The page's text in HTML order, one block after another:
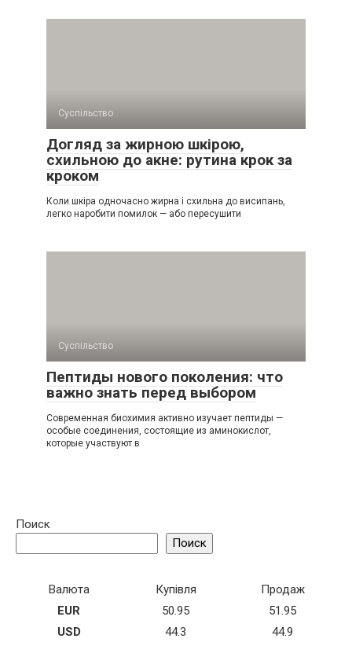
Суспільство
Догляд за жирною шкірою,
схильною до акне: рутина крок за
кроком
Коли шкіра одночасно жирна і схильна до висипань,
легко наробити помилок — або пересушити
Суспільство
Пептиды нового поколения: что
важно знать перед выбором
Современная биохимия активно изучает пептиды —
особые соединения, состоящие из аминокислот,
которые участвуют в
Поиск
Поиск
Валюта Купівля
Продаж
EUR
50.95
51.95
USD
44.3 44.9